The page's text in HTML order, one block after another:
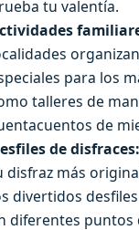
tu valentía.
para los
talleres de
de
de disfraces:
disfraz más
divertidos
diferentes puntos